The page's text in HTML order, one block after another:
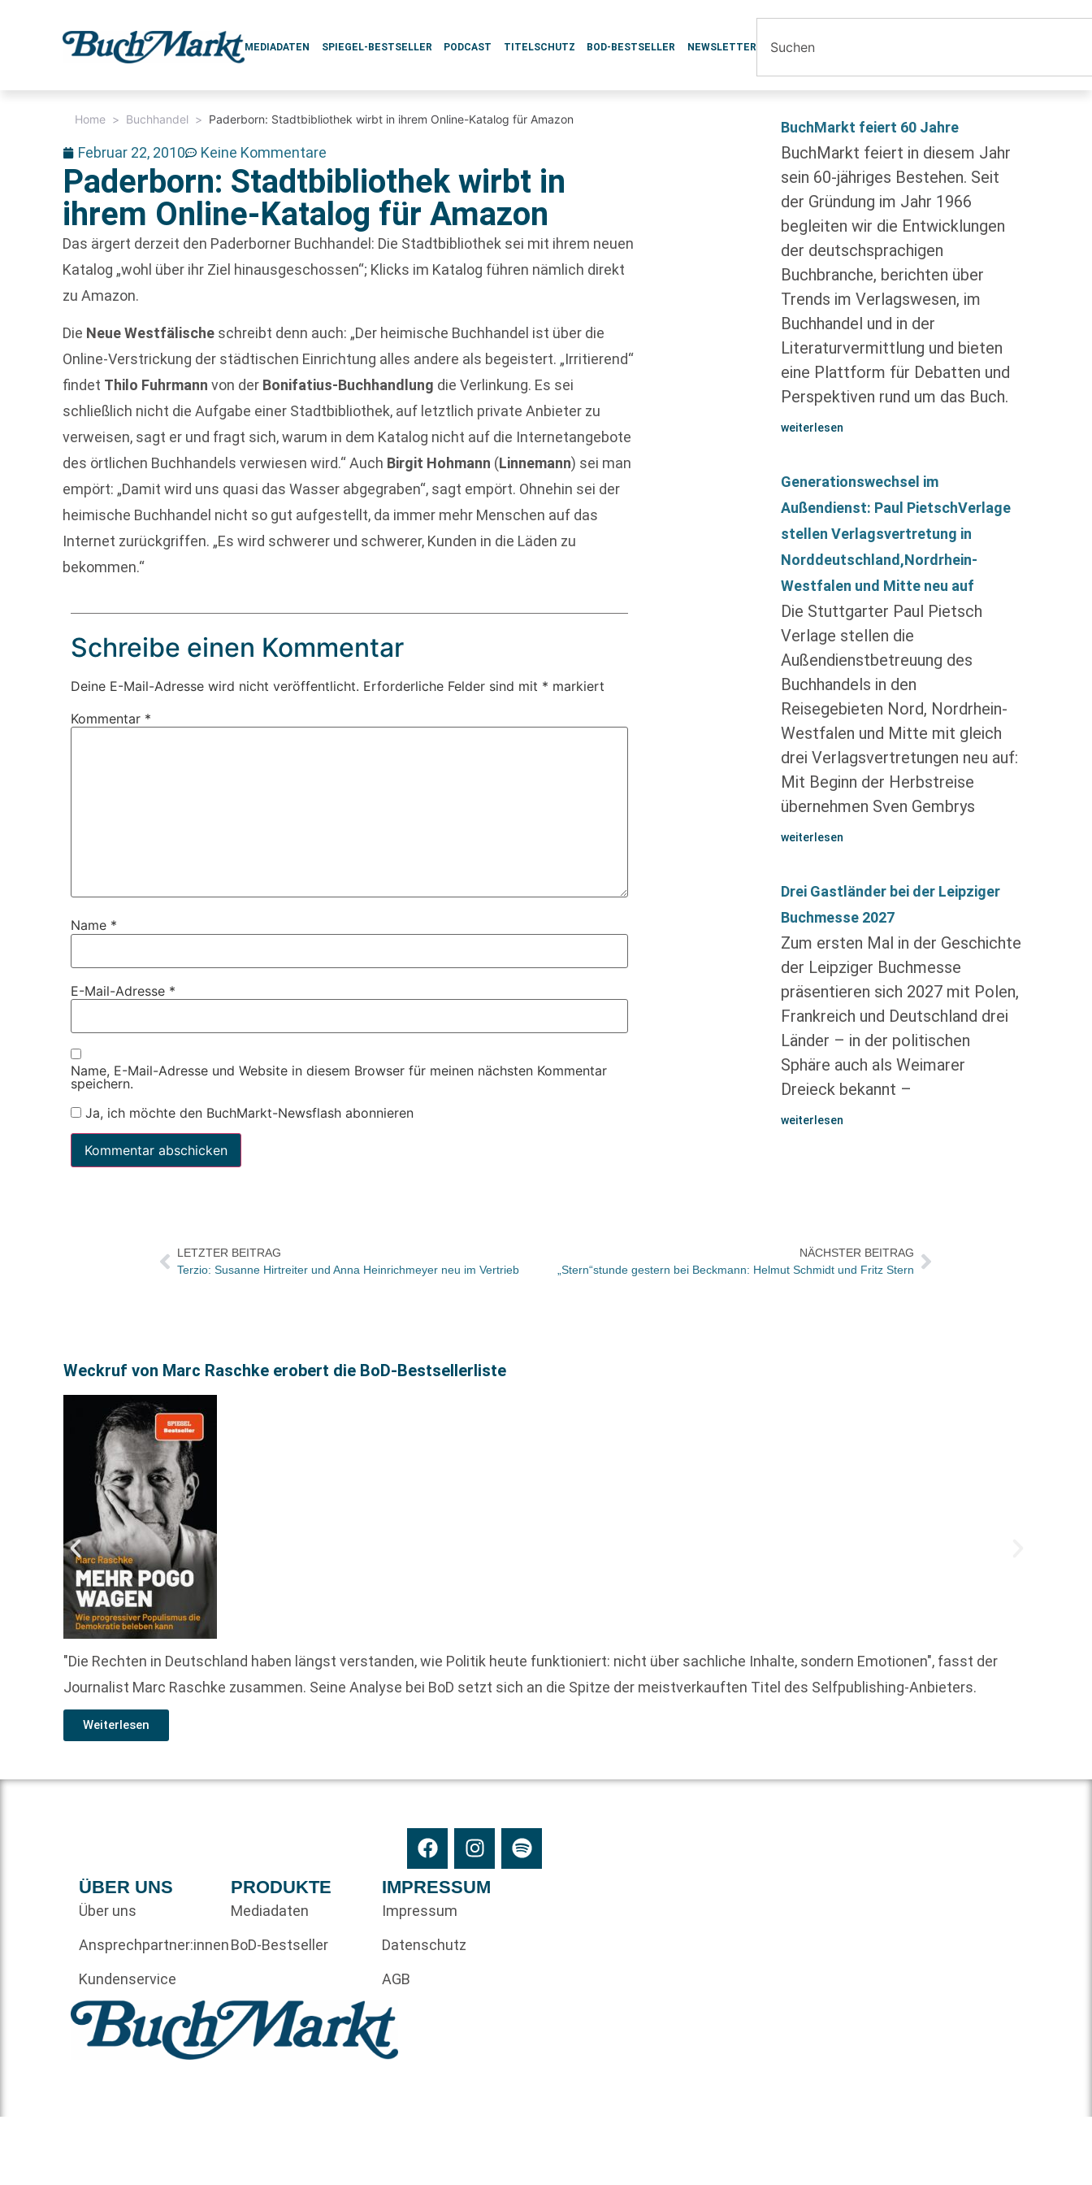
MEDIADATEN SPIEGEL-BESTSELLER PODCAST TITELSCHUTZ BOD-BESTSELLER NEWSLETTER
Home > Buchhandel > Paderborn: Stadtbibliothek wirbt in ihrem Online-Katalog für Amazon
Februar 22, 2010 Keine Kommentare
Paderborn: Stadtbibliothek wirbt in
ihrem Online-Katalog für Amazon
Das ärgert derzeit den Paderborner Buchhandel: Die Stadtbibliothek sei mit ihrem neuen
Katalog „wohl über ihr Ziel hinausgeschossen“; Klicks im Katalog führen nämlich direkt
zu Amazon.
Die Neue Westfälische schreibt denn auch: „Der heimische Buchhandel ist über die
Online-Verstrickung der städtischen Einrichtung alles andere als begeistert. „Irritierend“
findet Thilo Fuhrmann von der Bonifatius-Buchhandlung die Verlinkung. Es sei
schließlich nicht die Aufgabe einer Stadtbibliothek, auf letztlich private Anbieter zu
verweisen, sagt er und fragt sich, warum in dem Katalog nicht auf die Internetangebote
des örtlichen Buchhandels verwiesen wird.“ Auch Birgit Hohmann (Linnemann) sei man
empört: „Damit wird uns quasi das Wasser abgegraben“, sagt empört. Ohnehin sei der
heimische Buchhandel nicht so gut aufgestellt, da immer mehr Menschen auf das
Internet zurückgriffen. „Es wird schwerer und schwerer, Kunden in die Läden zu
bekommen.“
Schreibe einen Kommentar
Deine E-Mail-Adresse wird nicht veröffentlicht. Erforderliche Felder sind mit * markiert
Kommentar *
Name *
E-Mail-Adresse *
Name, E-Mail-Adresse und Website in diesem Browser für meinen nächsten Kommentar
speichern.
Ja, ich möchte den BuchMarkt-Newsflash abonnieren
BuchMarkt feiert 60 Jahre
BuchMarkt feiert in diesem Jahr
sein 60-jähriges Bestehen. Seit
der Gründung im Jahr 1966
begleiten wir die Entwicklungen
der deutschsprachigen
Buchbranche, berichten über
Trends im Verlagswesen, im
Buchhandel und in der
Literaturvermittlung und bieten
eine Plattform für Debatten und
Perspektiven rund um das Buch.
weiterlesen
Generationswechsel im
Außendienst: Paul PietschVerlage
stellen Verlagsvertretung in
Norddeutschland,Nordrhein-
Westfalen und Mitte neu auf
Die Stuttgarter Paul Pietsch
Verlage stellen die
Außendienstbetreuung des
Buchhandels in den
Reisegebieten Nord, Nordrhein-
Westfalen und Mitte mit gleich
drei Verlagsvertretungen neu auf:
Mit Beginn der Herbstreise
übernehmen Sven Gembrys
weiterlesen
Drei Gastländer bei der Leipziger
Buchmesse 2027
Zum ersten Mal in der Geschichte
der Leipziger Buchmesse
präsentieren sich 2027 mit Polen,
Frankreich und Deutschland drei
Länder – in der politischen
Sphäre auch als Weimarer
Dreieck bekannt –
weiterlesen
LETZTER BEITRAG
Terzio: Susanne Hirtreiter und Anna Heinrichmeyer neu im Vertrieb
NÄCHSTER BEITRAG
„Stern“stunde gestern bei Beckmann: Helmut Schmidt und Fritz Stern
Weckruf von Marc Raschke erobert die BoD-Bestsellerliste
"Die Rechten in Deutschland haben längst verstanden, wie Politik heute funktioniert: nicht über sachliche Inhalte, sondern Emotionen", fasst der
Journalist Marc Raschke zusammen. Seine Analyse bei BoD setzt sich an die Spitze der meistverkauften Titel des Selfpublishing-Anbieters.
Weiterlesen
ÜBER UNS
Über uns
Ansprechpartner:innen
Kundenservice
PRODUKTE
Mediadaten
BoD-Bestseller
IMPRESSUM
Impressum
Datenschutz
AGB